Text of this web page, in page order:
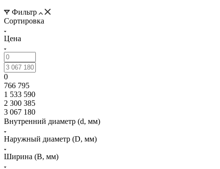
Фильтр
Сортировка
Цена
0
766 795
1 533 590
2 300 385
3 067 180
Внутренний диаметр (d, мм)
Наружный диаметр (D, мм)
Ширина (B, мм)